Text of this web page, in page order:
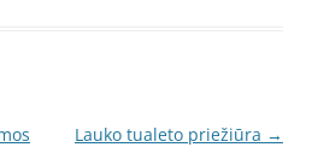
Lauko tualeto priežiūra →